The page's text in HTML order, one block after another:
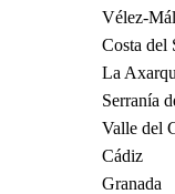
Vélez-
Costa del
La
Serranía
Valle del
Cádiz
Granada